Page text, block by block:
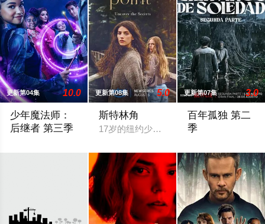
更新第04集 10.0
少年魔法师：
后继者 第三季
更新第08集 5.0
斯特林角
17岁的纽约少女Annie（艾拉·鲁宾 饰）
更新第07集 3.0
百年孤独 第二
季